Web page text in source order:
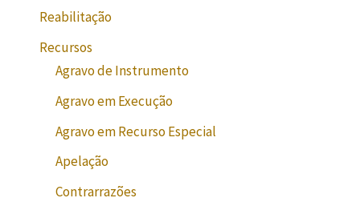
Reabilitação
Recursos
Agravo de Instrumento
Agravo em Execução
Agravo em Recurso Especial
Apelação
Contrarrazões